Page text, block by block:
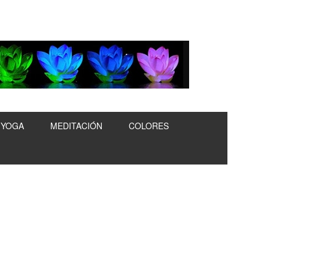
YOGA MEDITACIÓN COLORES